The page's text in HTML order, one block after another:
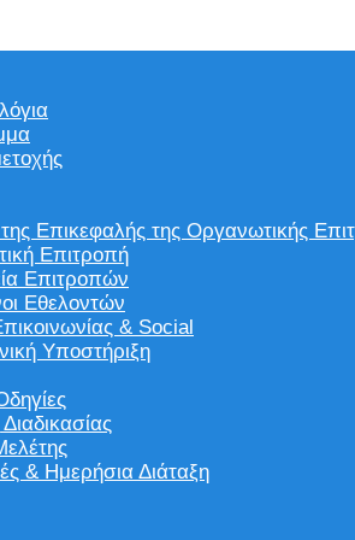
Επικεφαλής της Οργανωτικής
Επιτροπή
Επιτροπών
Εθελοντών
& Social
Υποστήριξη
& Ημερήσια Διάταξη